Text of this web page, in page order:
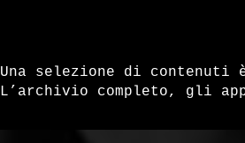
Una selezione di contenuti
L’archivio completo, gli